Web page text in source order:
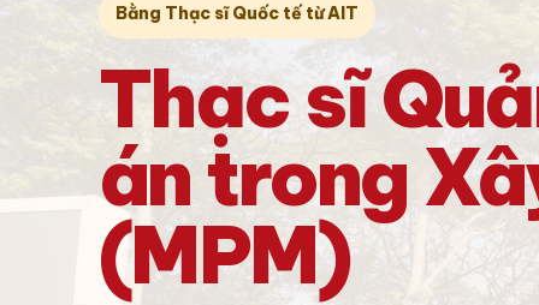
Bằng Thạc sĩ Quốc tế từ AIT
Thạc sĩ
ántrong
(MPM)